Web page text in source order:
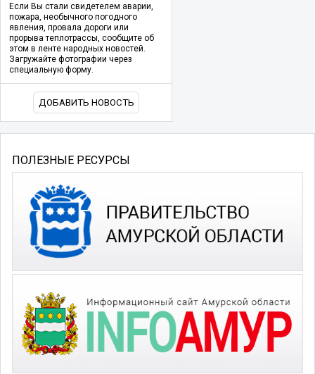
Если Вы стали свидетелем аварии,
пожара, необычного погодного
явления, провала дороги или
прорыва теплотрассы, сообщите об
этом в ленте народных новостей.
Загружайте фотографии через
специальную форму.
ДОБАВИТЬ НОВОСТЬ
ПОЛЕЗНЫЕ РЕСУРСЫ